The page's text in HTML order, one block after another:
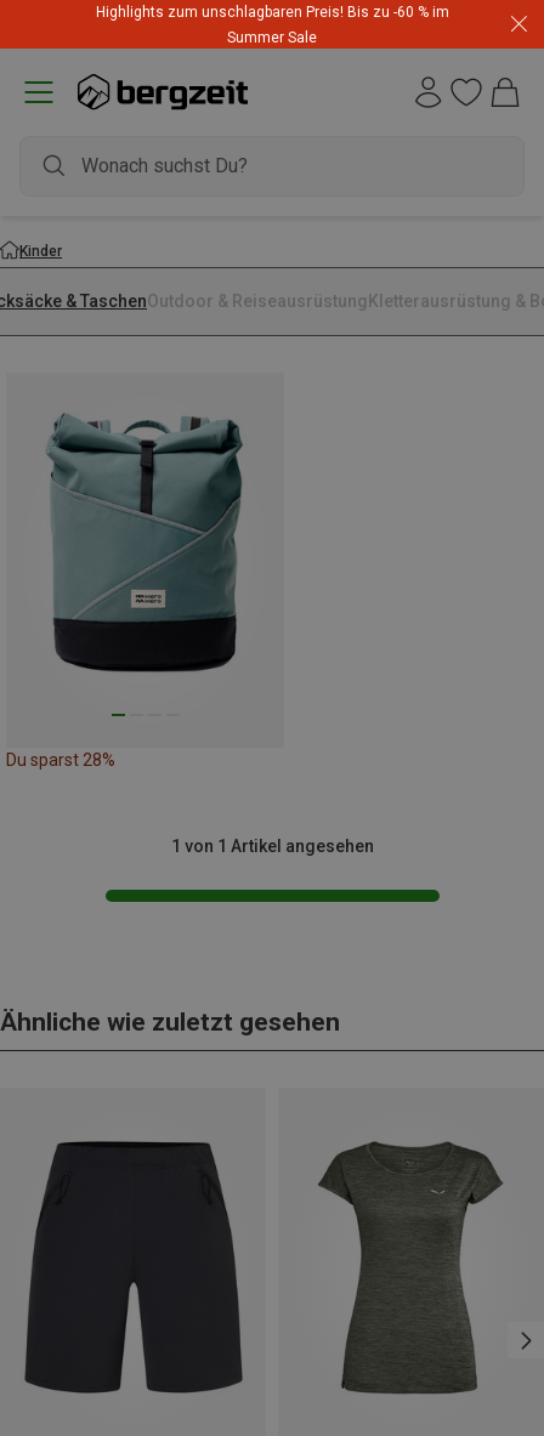
Highlights zum unschlagbaren Preis! Bis zu -60 % im
Summer Sale
Kinder
& TaschenOutdoor & Reiseausrüstung Kletterausrüstung &
Du sparst 28%
1 von 1 Artikel angesehen
Ähnliche wie zuletzt gesehen